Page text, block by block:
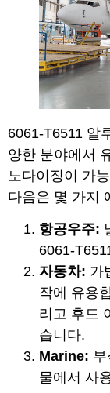
6061-T6511 알
양한 분야에서
노다이징이 가
다음은 몇 가지
항공우주:
6061-
자동차: 가
작에 유용
리고 후드
습니다.
Marine:
물에서 사